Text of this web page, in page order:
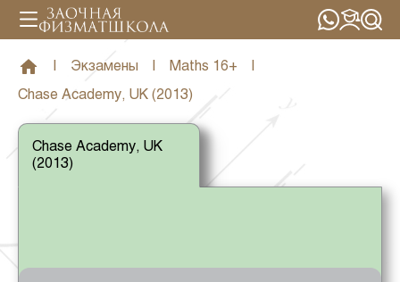
Экзамены Maths 16+
Chase Academy, UK (2013)
Chase Academy, UK
(2013)